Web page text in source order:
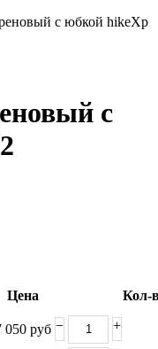
с юбкой hikeXp
с
Цена Кол-
050 руб − +